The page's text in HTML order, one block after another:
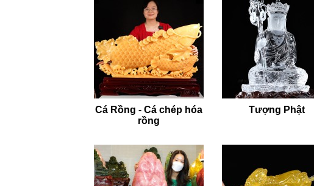
Cá Rồng - Cá chép hóa
rồng
Tượng Phật